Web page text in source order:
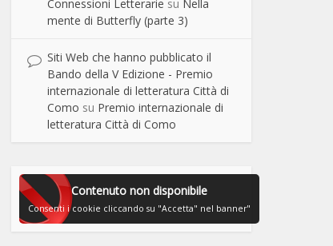
Connessioni Letterarie su Nella
mente di Butterfly (parte 3)
Siti Web che hanno pubblicato il
Bando della V Edizione - Premio
internazionale di letteratura Città di
Como su Premio internazionale di
letteratura Città di Como
Contenuto non disponibile
Consenti i cookie cliccando su "Accetta" nel banner"